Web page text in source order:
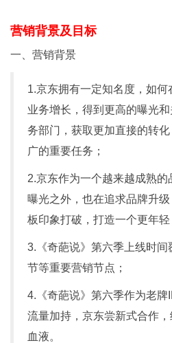
营销背景及目标
一、营销背景
1.京东拥有一定知名度，如
业务增长，得到更高的曝光
务部门，获取更加直接的转
广的重要任务；
2.京东作为一个越来越成熟
曝光之外，也在追求品牌升
板印象打破，打造一个更年轻
3.《奇葩说》第六季上线时
节等重要营销节点；
4.《奇葩说》第六季作为老牌
流量加持，京东尝新式合作
血液。